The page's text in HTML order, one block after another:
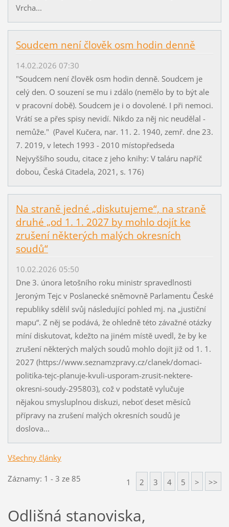
Vrcha...
Soudcem není člověk osm hodin denně
14.02.2026 07:30
"Soudcem není člověk osm hodin denně. Soudcem je
celý den. O souzení se mu i zdálo (nemělo by to být ale
v pracovní době). Soudcem je i o dovolené. I při nemoci.
Vrátí se a přes spisy nevidí. Nikdo za něj nic neudělal -
nemůže." (Pavel Kučera, nar. 11. 2. 1940, zemř. dne 23.
7. 2019, v letech 1993 - 2010 místopředseda
Nejvyššího soudu, citace z jeho knihy: V taláru napříč
dobou, Česká Citadela, 2021, s. 176)
Na straně jedné „diskutujeme“, na straně
druhé „od 1. 1. 2027 by mohlo dojít ke
zrušení některých malých okresních
soudů“
10.02.2026 05:50
Dne 3. února letošního roku ministr spravedlnosti
Jeroným Tejc v Poslanecké sněmovně Parlamentu České
republiky sdělil svůj následující pohled mj. na „justiční
mapu“. Z něj se podává, že ohledně této závažné otázky
míní diskutovat, kdežto na jiném místě uvedl, že by ke
zrušení některých malých soudů mohlo dojít již od 1. 1.
2027 (https://www.seznamzpravy.cz/clanek/domaci-
politika-tejc-planuje-kvuli-usporam-zrusit-nektere-
okresni-soudy-295803), což v podstatě vylučuje
nějakou smysluplnou diskuzi, neboť deset měsíců
přípravy na zrušení malých okresních soudů je
doslova...
Všechny články
Záznamy: 1 - 3 ze 85 1 2 3 4 5 > >>
Odlišná stanoviska,